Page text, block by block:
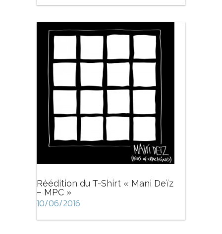
Réédition du T-Shirt « Mani Deïz
– MPC »
10/06/2016